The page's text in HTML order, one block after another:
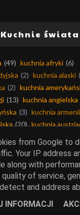
Kuchnie świata
(49) kuchnia afryki (6)
(2) kuchnia alaski
(2) kuchnia
(13) kuchnia angielska
(3) kuchnia armenii
(20) kuchnia
(99)
(34) kuchnia belgijska
(1) kuchnia
wschodu (21)
hercegowina (1)
from Google to
Your IP address
along with
of service,
and address
INFORMACJI